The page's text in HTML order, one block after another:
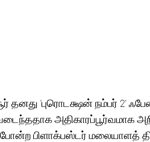
தனது 'புரொடக்ஷன் நம்பர் 2'
அதிகாரப்பூர்வமாக
போன்ற பிளாக்பஸ்டர் மலையாளத்